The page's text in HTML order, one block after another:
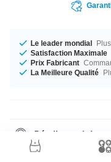
Le leader mondial
Satisfaction Maximale
Prix Fabricant
La Meilleure Qualité
Détails produit
Disponible en calibre 1.6